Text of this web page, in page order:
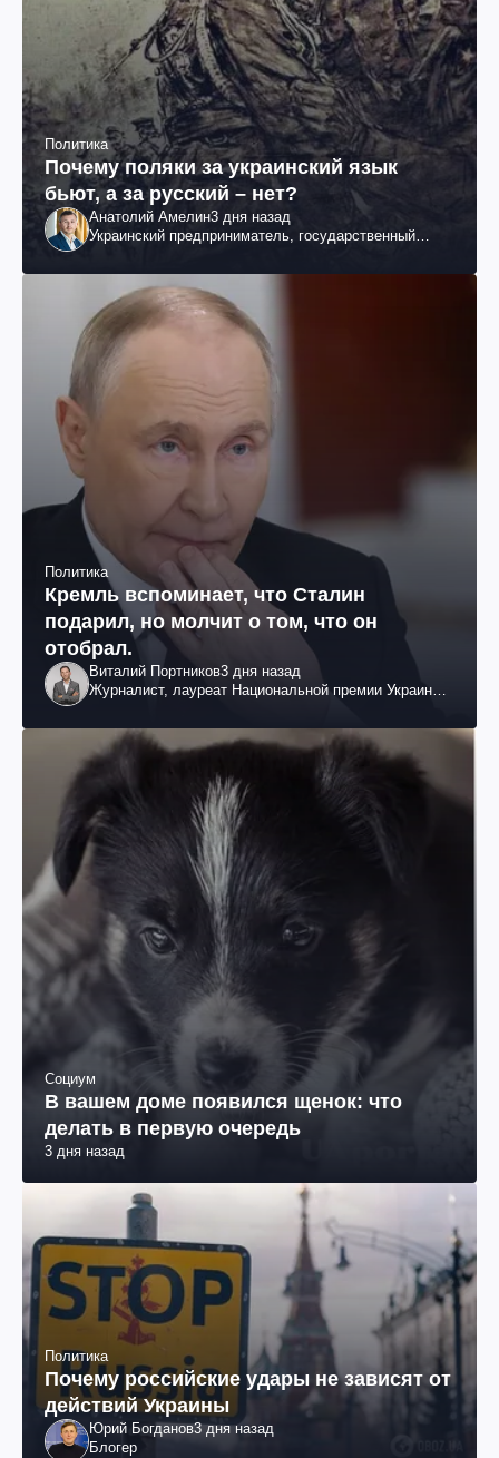
Политика
Почему поляки за украинский язык
бьют, а за русский – нет?
Анатолий Амелин3 дня назад
Украинский предприниматель, государственный
Политика
Кремль вспоминает, что Сталин
подарил, но молчит о том, что он
отобрал.
Виталий Портников3 дня назад
Журналист, лауреат Национальной премии Украины
Социум
В вашем доме появился щенок: что
делать в первую очередь
3 дня назад
Политика
Почему российские удары не зависят от
действий Украины
Юрий Богданов3 дня назад
Блогер